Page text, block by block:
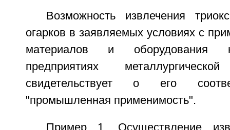
Возможность извлечения
огарков в заявляемых условиях с
материалов и оборудования
предприятиях
свидетельствует о его
"промышленная применимость".
Пример 1. Осуществление